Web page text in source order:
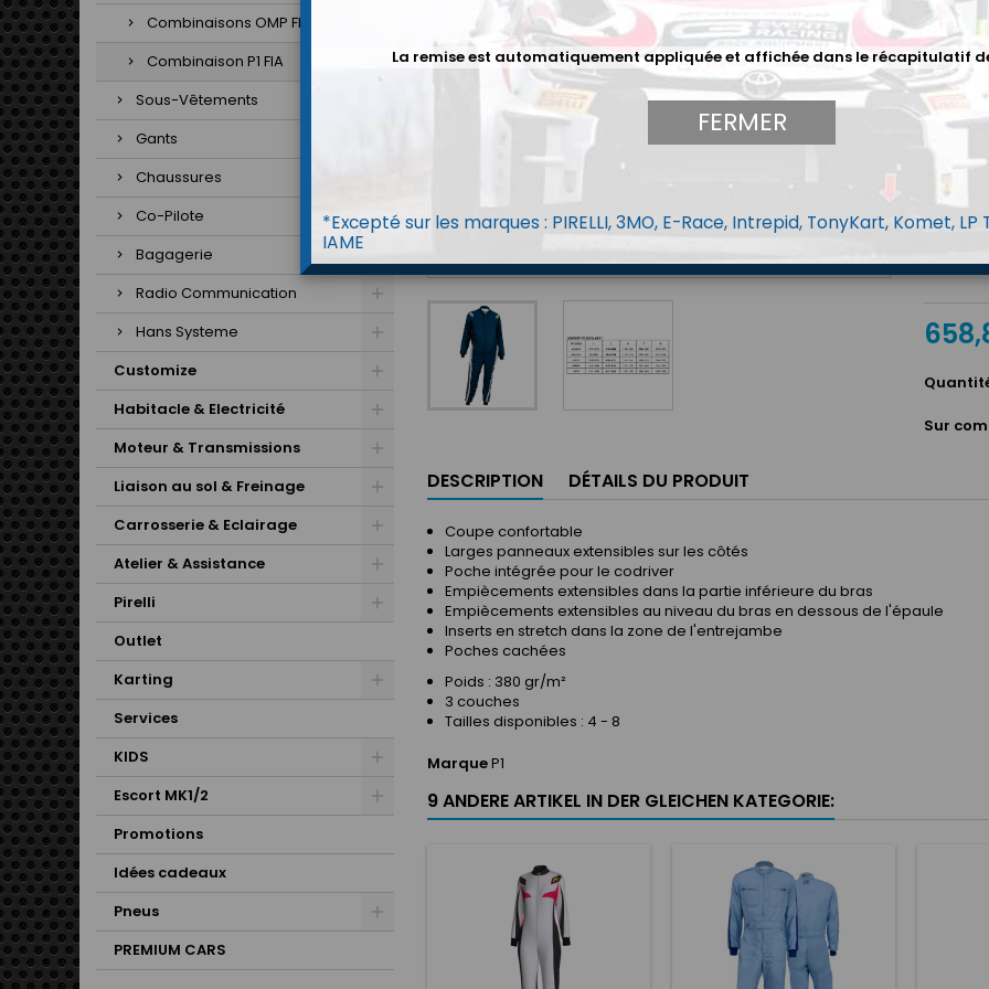
Combinaisons OMP FIA
Combinaison P1 FIA
Sous-Vêtements
Gants
Chaussures
Co-Pilote
Bagagerie
Radio Communication
Hans Systeme
Customize
Habitacle & Electricité
Moteur & Transmissions
Liaison au sol & Freinage
Carrosserie & Eclairage
Atelier & Assistance
Pirelli
Outlet
Karting
Services
KIDS
Escort MK1/2
Promotions
Idées cadeaux
Pneus
PREMIUM CARS
3
/
/
Argent
/
/
Sur
DESCRIPTION DÉTAILS DU PRODUIT
Coupe confortable
Larges panneaux extensibles sur les côtés
Poche intégrée pour le codriver
Empiècements extensibles dans la partie inférieure du bras
Empiècements extensibles au niveau du bras en dessous de l'épaule
Inserts en stretch dans la zone de l'entrejambe
Poches cachées
Poids : 380 gr/m²
3 couches
Tailles disponibles : 4 - 8
MarqueP1
9 ANDERE ARTIKEL IN DER GLEICHEN KATEGORIE:
La remise est automatiquement appliquée et affichée dans le récapitulatif
FERMER
*Excepté sur les marques : PIRELLI, 3MO, E-Race, Intrepid, TonyKart, Komet, LP
IAME